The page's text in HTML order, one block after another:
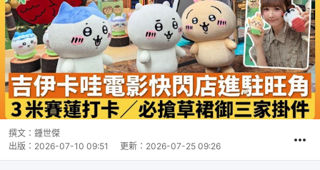
撰文： 鍾世傑
出版： 2026-07-10 09:51 更新： 2026-07-25 09:26